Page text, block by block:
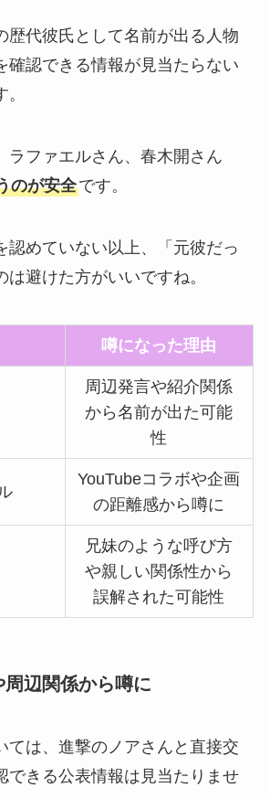
歴代彼氏として名前が出る人物
確認できる情報が見当たらない
ラファエルさん、春木開さん
のが安全です。
認めていない以上、「元彼だっ
は避けた方がいいですね。
噂になった理由
周辺発言や紹介関係
から名前が出た可能
性
YouTubeコラボや企画
の距離感から噂に
兄妹のような呼び方
や親しい関係性から
誤解された可能性
辺関係から噂に
ては、進撃のノアさんと直接交
できる公表情報は見当たりませ